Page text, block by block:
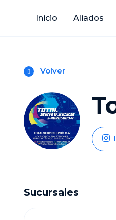
Inicio Aliados
Volver
Sucursales